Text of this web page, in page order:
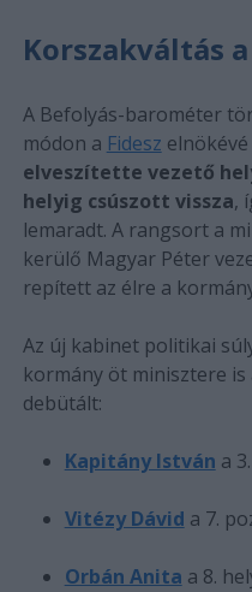
Korszakváltás
A Befolyás-barométer
módon a Fidesz
elveszítette vezető
helyig csúszott vissza,
lemaradt. A rangsort a
kerülő Magyar Péter
repített az élre a
Az új kabinet politikai
kormány öt minisztere
debütált:
Kapitány István a
Vitézy Dávid a 7.
Orbán Anita a 8.